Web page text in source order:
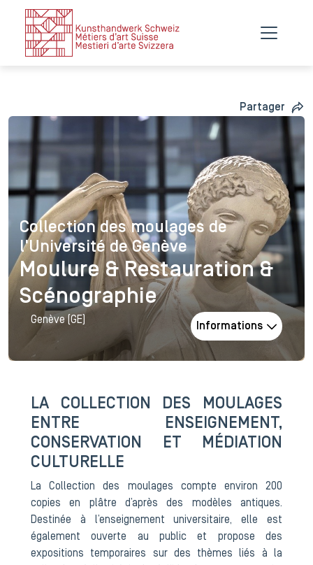
Partager
Collection des moulages de
Collection des moulages de
l'Université de Genève
Moulure & Restauration &
Scénographie
Genève (GE)
Informations
LA COLLECTION DES MOULAGES
ENTRE ENSEIGNEMENT,
CONSERVATION ET MÉDIATION
CULTURELLE
La Collection des moulages compte environ 200
copies en plâtre d’après des modèles antiques.
Destinée à l’enseignement universitaire, elle est
également ouverte au public et propose des
expositions temporaires sur des thèmes liés à la